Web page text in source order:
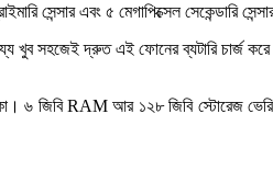
সেন্সার এবং ৫ মেগাপিক্সেল সেকেন্ডারি
সহজেই দ্রুত এই ফোনের ব্যটারি চার্জ করে
৬ জিবি RAM আর ১২৮ জিবি স্টোরেজ